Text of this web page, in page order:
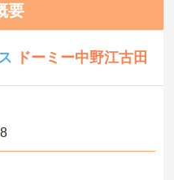
要
ドーミー中野江古田